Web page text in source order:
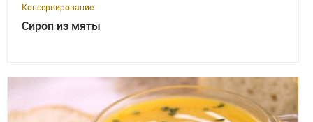
Консервирование
Сироп из мяты